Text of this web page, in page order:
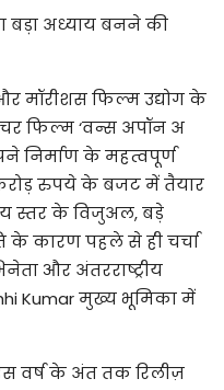
बड़ा अध्यायबननेकी
मॉरीशसफिल्मउद्योगके
फिल्म‘वन्स अपॉन अ
निर्माणकेमहत्वपूर्ण
रुपयेकेबजटमेंतैयार
स्तरकेविजुअल,बड़े
केकारणपहलेसेहीचर्चा
और अंतरराष्ट्रीय
Kumarमुख्यभूमिकामें
वर्षके अंततकरिलीज़